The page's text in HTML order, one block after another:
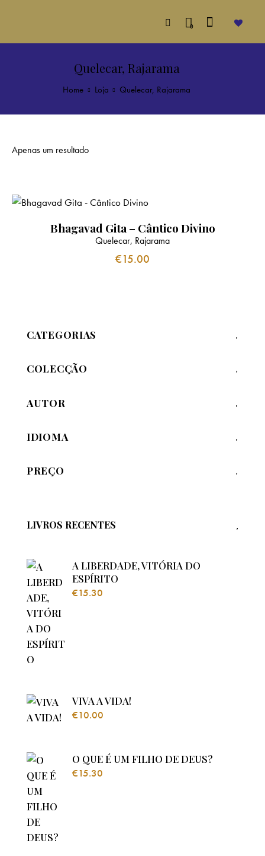
0
Quelecar, Rajarama
Home Loja Quelecar, Rajarama
Apenas um resultado
Bhagavad Gita – Cântico Divino
Quelecar, Rajarama
€15.00
CATEGORIAS
COLECÇÃO
AUTOR
IDIOMA
PREÇO
LIVROS RECENTES
A LIBERDADE, VITÓRIA DO
ESPÍRITO
€15.30
VIVA A VIDA!
€10.00
O QUE É UM FILHO DE DEUS?
€15.30